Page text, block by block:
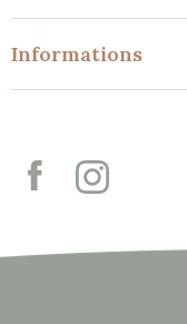
Informations